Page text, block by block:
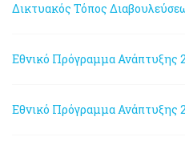
Δικτυακός Τόπος
Εθνικό Πρόγραμμα Ανάπτυξης
Εθνικό Πρόγραμμα Ανάπτυξης